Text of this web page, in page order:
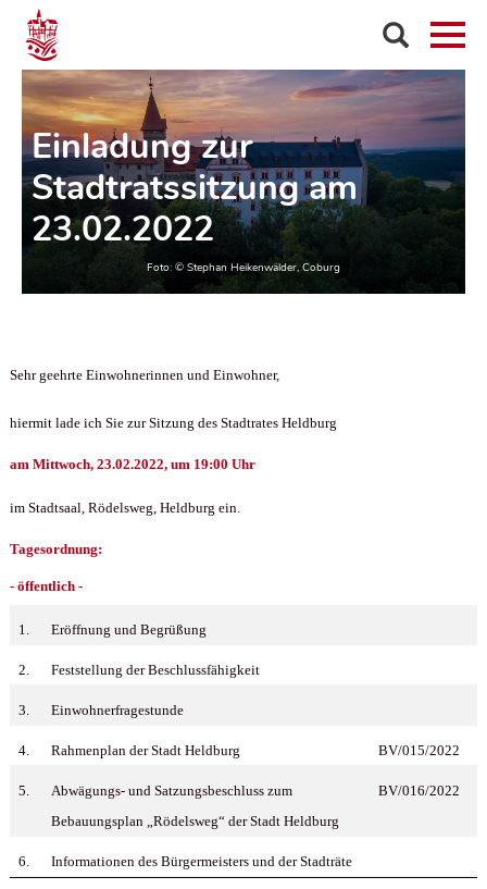
Einladung zur
Stadtratssitzung am
23.02.2022
Sehr geehrte Einwohnerinnen und Einwohner,
hiermit lade ich Sie zur Sitzung des Stadtrates Heldburg
am Mittwoch, 23.02.2022, um 19:00 Uhr
im Stadtsaal, Rödelsweg, Heldburg ein.
Tagesordnung:
- öffentlich -
1. Eröffnung und Begrüßung
2. Feststellung der Beschlussfähigkeit
3. Einwohnerfragestunde
4. Rahmenplan der Stadt Heldburg BV/015/2022
5.
Abwägungs- und Satzungsbeschluss zum
Bebauungsplan „Rödelsweg“ der Stadt Heldburg
BV/016/2022
6. Informationen des Bürgermeisters und der Stadträte